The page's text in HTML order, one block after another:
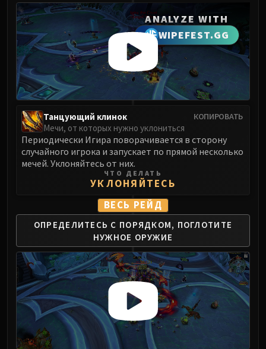
Yor'sahj the Unsleeping
Hagara the Stormbinder
Ultraxion
Majordomo Staghelm
Spine of Deathwing
Madness of Deathwing
NERUB-AR PALACE
Ulgrax the Devourer
Bloodbound Horror
Sikran, Captain of the Sureki
Rashanan
Broodtwister Ovinax
Nexus Princess Kyveza
Silken Court
Queen Ansurek
FIRELANDS
Shannox
Lord Rhyolith
Beth'tilac
Alysrazor
Baleroc
Majordomo Staghelm
Ragnaros
ANALYZE WITH
WIPEFEST.GG
КОПИРОВАТЬ
Танцующий клинок
Мечи, от которых нужно уклониться
Периодически Игира поворачивается в сторону
случайного игрока и запускает по прямой несколько
мечей. Уклоняйтесь от них.
ЧТО ДЕЛАТЬ
УКЛОНЯЙТЕСЬ
ВЕСЬ РЕЙД
ОПРЕДЕЛИТЕСЬ С ПОРЯДКОМ, ПОГЛОТИТЕ
НУЖНОЕ ОРУЖИЕ